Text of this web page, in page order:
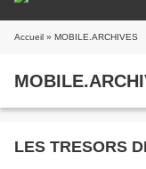
Accueil » MOBILE.ARCHIVES
LES TRESORS